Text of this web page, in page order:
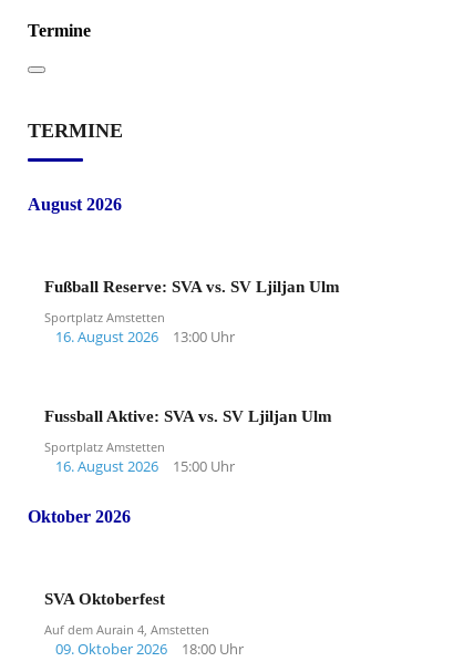
Termine
TERMINE
August 2026
Fußball Reserve: SVA vs. SV Ljiljan Ulm
Sportplatz Amstetten
16. August 2026 13:00 Uhr
Fussball Aktive: SVA vs. SV Ljiljan Ulm
Sportplatz Amstetten
16. August 2026 15:00 Uhr
Oktober 2026
SVA Oktoberfest
Auf dem Aurain 4, Amstetten
09. Oktober 2026 18:00 Uhr